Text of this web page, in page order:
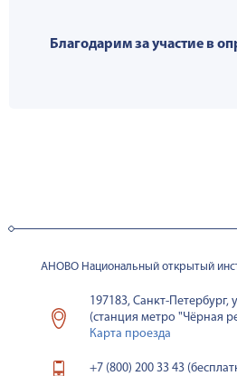
Благодарим за участие в
АНОВО Национальный открытый
197183, Санкт-Петербург,
(станция метро "Чёрная
Карта проезда
+7 (800) 200 33 43